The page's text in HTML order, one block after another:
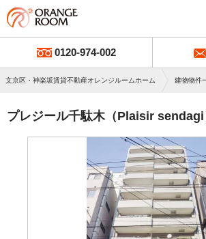
0120-974-002
文京区・神楽坂賃貸不動産オレンジルームホーム 建物物件
プレジール千駄木（Plaisir sendagi